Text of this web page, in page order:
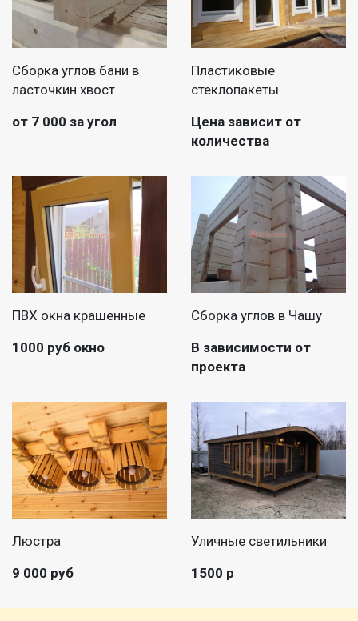
Сборка углов бани в
ласточкин хвост
от 7 000 за угол
Пластиковые
стеклопакеты
Цена зависит от
количества
ПВХ окна крашенные
1000 руб окно
Сборка углов в Чашу
В зависимости от
проекта
Люстра
9 000 руб
Уличные светильники
1500 р